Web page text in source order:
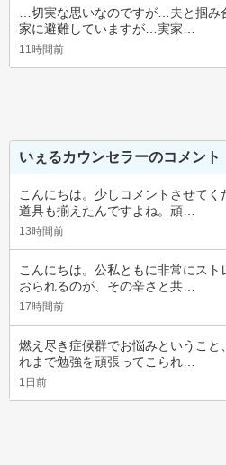
…切実な思いなのですが…夫と掴み
家に避難していますが…実家…
11時間前
いぇるカウンセラーのコメント
こんにちは。少しコメントさせて
道具も揃えたんですよね。頑…
13時間前
こんにちは。公私ともに非常にス
おられるのが、その辛さと共…
17時間前
燃え尽き症候群でお悩みということ
れまで勉強を頑張ってこられ…
1日前